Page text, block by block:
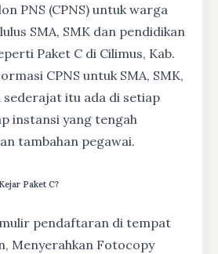
PNS (CPNS) untuk warga
SMA, SMK dan pendidikan
Paket C di Cilimus, Kab.
CPNS untuk SMA, SMK,
sederajat itu ada di setiap
instansi yang tengah
tambahan pegawai.
Paket C?
pendaftaran di tempat
Menyerahkan Fotocopy